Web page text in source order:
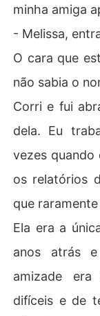
minha amiga
- Melissa,
O cara que
não sabia o
Corri e fui
dela. Eu
vezes quando
os relatórios
que
Ela era a
anos atrás e
amizade
difíceis e de